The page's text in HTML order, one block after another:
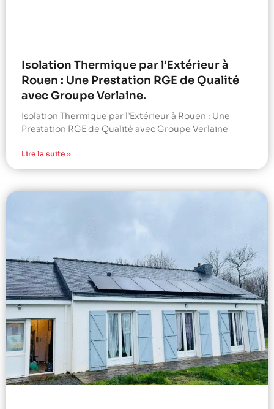
Isolation Thermique par l’Extérieur à
Rouen : Une Prestation RGE de Qualité
avec Groupe Verlaine.
Isolation Thermique par l’Extérieur à Rouen : Une
Prestation RGE de Qualité avec Groupe Verlaine
Lire la suite »